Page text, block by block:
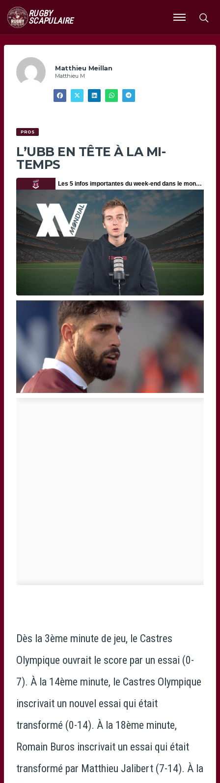
RUGBY
SCAPULAIRE
Ouvrir
le
Matthieu Meillan
Matthieu M
PROS
L’UBB EN TÊTE À LA MI-
TEMPS
Dès la 3ème minute de jeu, le Castres
Olympique ouvrait le score par un essai (0-
7). À la 14ème minute, le Castres Olympique
inscrivait un nouvel essai qui était
transformé (0-14). À la 18ème minute,
Romain Buros inscrivait un essai qui était
transformé par Matthieu Jalibert (7-14). À la